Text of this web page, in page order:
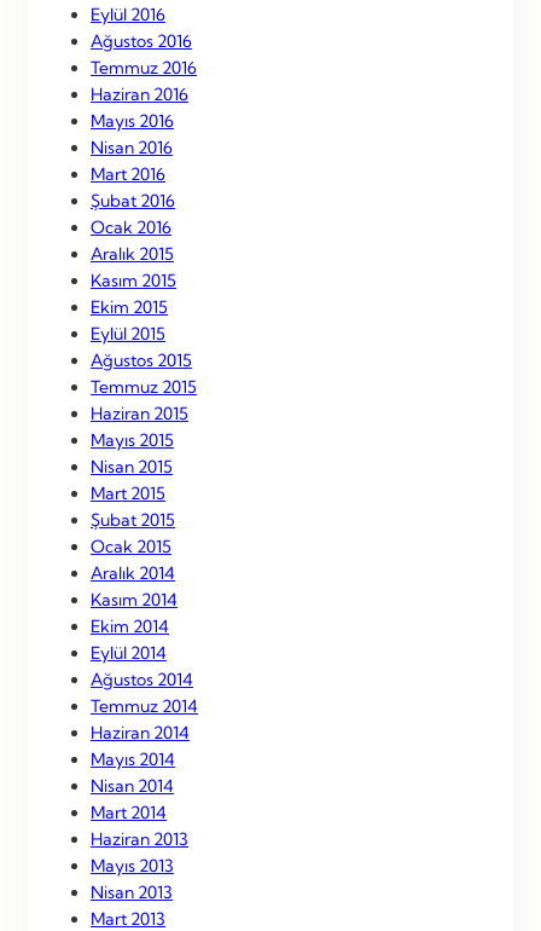
Eylül 2016
Ağustos 2016
Temmuz 2016
Haziran 2016
Mayıs 2016
Nisan 2016
Mart 2016
Şubat 2016
Ocak 2016
Aralık 2015
Kasım 2015
Ekim 2015
Eylül 2015
Ağustos 2015
Temmuz 2015
Haziran 2015
Mayıs 2015
Nisan 2015
Mart 2015
Şubat 2015
Ocak 2015
Aralık 2014
Kasım 2014
Ekim 2014
Eylül 2014
Ağustos 2014
Temmuz 2014
Haziran 2014
Mayıs 2014
Nisan 2014
Mart 2014
Haziran 2013
Mayıs 2013
Nisan 2013
Mart 2013